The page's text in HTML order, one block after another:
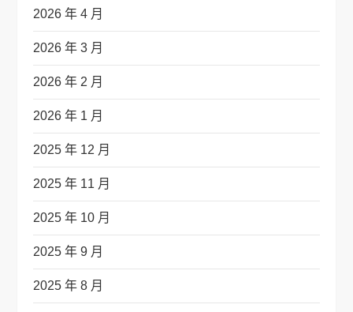
2026 年 4 月
2026 年 3 月
2026 年 2 月
2026 年 1 月
2025 年 12 月
2025 年 11 月
2025 年 10 月
2025 年 9 月
2025 年 8 月